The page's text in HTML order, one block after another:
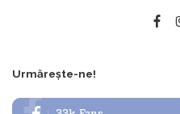
Urmărește-ne!